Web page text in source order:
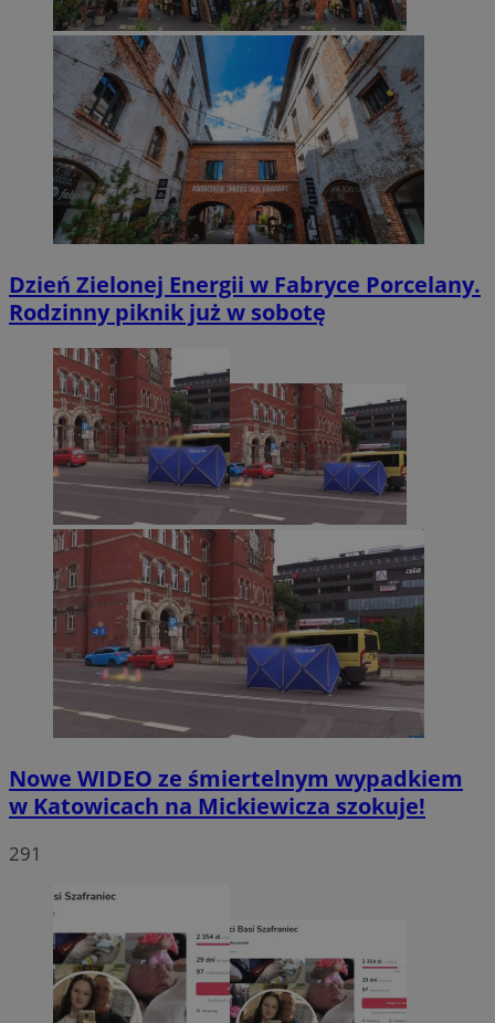
Dzień Zielonej Energii w Fabryce Porcelany.
Rodzinny piknik już w sobotę
Nowe WIDEO ze śmiertelnym wypadkiem
w Katowicach na Mickiewicza szokuje!
291